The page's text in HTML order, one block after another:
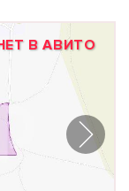
В АВИТО